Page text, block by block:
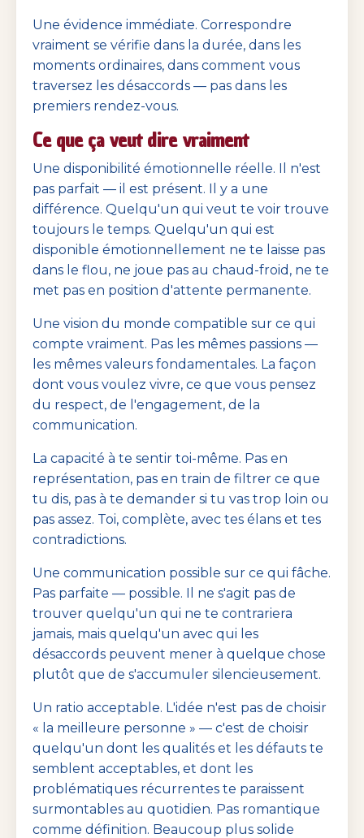
Une évidence immédiate. Correspondre
vraiment se vérifie dans la durée, dans les
moments ordinaires, dans comment vous
traversez les désaccords — pas dans les
premiers rendez-vous.
Ce que ça veut dire vraiment
Une disponibilité émotionnelle réelle. Il n'est
pas parfait — il est présent. Il y a une
différence. Quelqu'un qui veut te voir trouve
toujours le temps. Quelqu'un qui est
disponible émotionnellement ne te laisse pas
dans le flou, ne joue pas au chaud-froid, ne te
met pas en position d'attente permanente.
Une vision du monde compatible sur ce qui
compte vraiment. Pas les mêmes passions —
les mêmes valeurs fondamentales. La façon
dont vous voulez vivre, ce que vous pensez
du respect, de l'engagement, de la
communication.
La capacité à te sentir toi-même. Pas en
représentation, pas en train de filtrer ce que
tu dis, pas à te demander si tu vas trop loin ou
pas assez. Toi, complète, avec tes élans et tes
contradictions.
Une communication possible sur ce qui fâche.
Pas parfaite — possible. Il ne s'agit pas de
trouver quelqu'un qui ne te contrariera
jamais, mais quelqu'un avec qui les
désaccords peuvent mener à quelque chose
plutôt que de s'accumuler silencieusement.
Un ratio acceptable. L'idée n'est pas de choisir
« la meilleure personne » — c'est de choisir
quelqu'un dont les qualités et les défauts te
semblent acceptables, et dont les
problématiques récurrentes te paraissent
surmontables au quotidien. Pas romantique
comme définition. Beaucoup plus solide